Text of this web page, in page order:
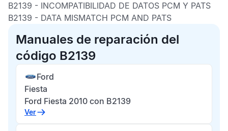
B2139 - INCOMPATIBILIDAD DE DATOS PCM Y PATS
B2139 - DATA MISMATCH PCM AND PATS
Manuales de reparación del
código B2139
Ford
Fiesta
Ford Fiesta 2010 con B2139
Ver